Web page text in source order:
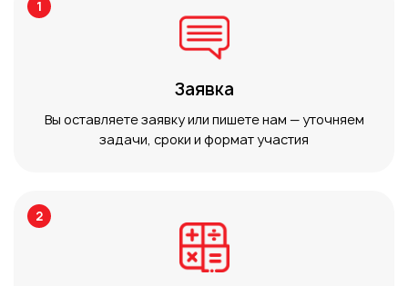
1
Заявка
Вы оставляете заявку или пишете нам — уточняем
задачи, сроки и формат участия
2